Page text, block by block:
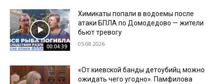
00:04:39
Химикаты попали в водоемы после
атаки БПЛА по Домодедово — жители
бьют тревогу
05.08.2026
«От киевской банды детоубийц можно
ожидать чего угодно». Памфилова